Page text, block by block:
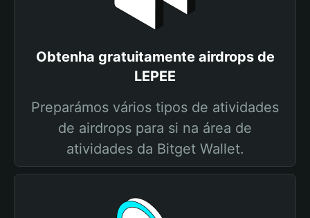
Obtenha gratuitamente airdrops de
LEPEE
Preparámos vários tipos de atividades
de airdrops para si na área de
atividades da Bitget Wallet.